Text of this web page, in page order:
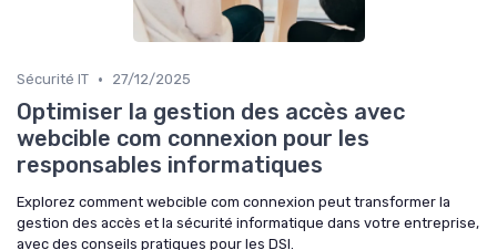
Sécurité IT • 27/12/2025
Optimiser la gestion des accès avec
webcible com connexion pour les
responsables informatiques
Explorez comment webcible com connexion peut transformer la
gestion des accès et la sécurité informatique dans votre entreprise,
avec des conseils pratiques pour les DSI.